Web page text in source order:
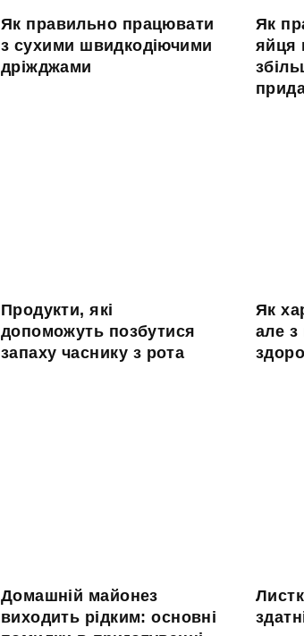
Як правильно працювати
з сухими швидкодіючими
дріжджами
Як
яйця
Продукти, які
допоможуть позбутися
запаху часнику з рота
Як
але з
Домашній майонез
виходить рідким: основні